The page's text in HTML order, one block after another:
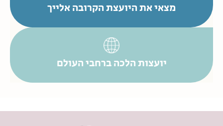
מצאי את היועצת הקרובה אלייך
יועצות הלכה ברחבי העולם